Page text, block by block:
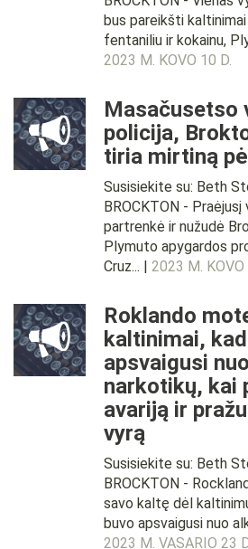
bus pareikšti
fentaniliu ir kokainu,
2023 M. KOVO 10 D.
Masačusetso
policija,
tiria mirtiną
Susisiekite su: Beth
BROCKTON -
partrenkė ir nužudė
Plymuto apygardos
Cruz... | 2023 M. KOVO
Roklando
kaltinimai,
apsvaigusi
narkotikų, kai
avariją ir
vyrą
Susisiekite su: Beth
BROCKTON -
savo kaltę dėl
buvo apsvaigusi nuo
2023 M. VASARIO 23